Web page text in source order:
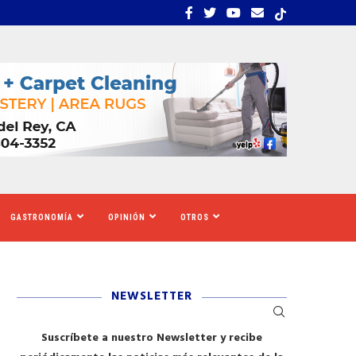
EL ECOSISTEMA EVIDENCIA QUE LA... LA VERDAD DETRÁS DE
GASTRONOMÍA OPINIÓN OTROS
NEWSLETTER
Suscríbete a nuestro Newsletter y recibe